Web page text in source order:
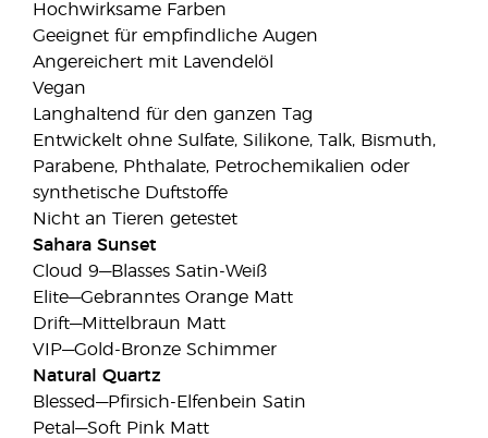
Hochwirksame Farben
Geeignet für empfindliche Augen
Angereichert mit Lavendelöl
Vegan
Langhaltend für den ganzen Tag
Entwickelt ohne Sulfate, Silikone, Talk, Bismuth,
Parabene, Phthalate, Petrochemikalien oder
synthetische Duftstoffe
Nicht an Tieren getestet
Sahara Sunset
Cloud 9—Blasses Satin-Weiß
Elite—Gebranntes Orange Matt
Drift—Mittelbraun Matt
VIP—Gold-Bronze Schimmer
Natural Quartz
Blessed—Pfirsich-Elfenbein Satin
Petal—Soft Pink Matt